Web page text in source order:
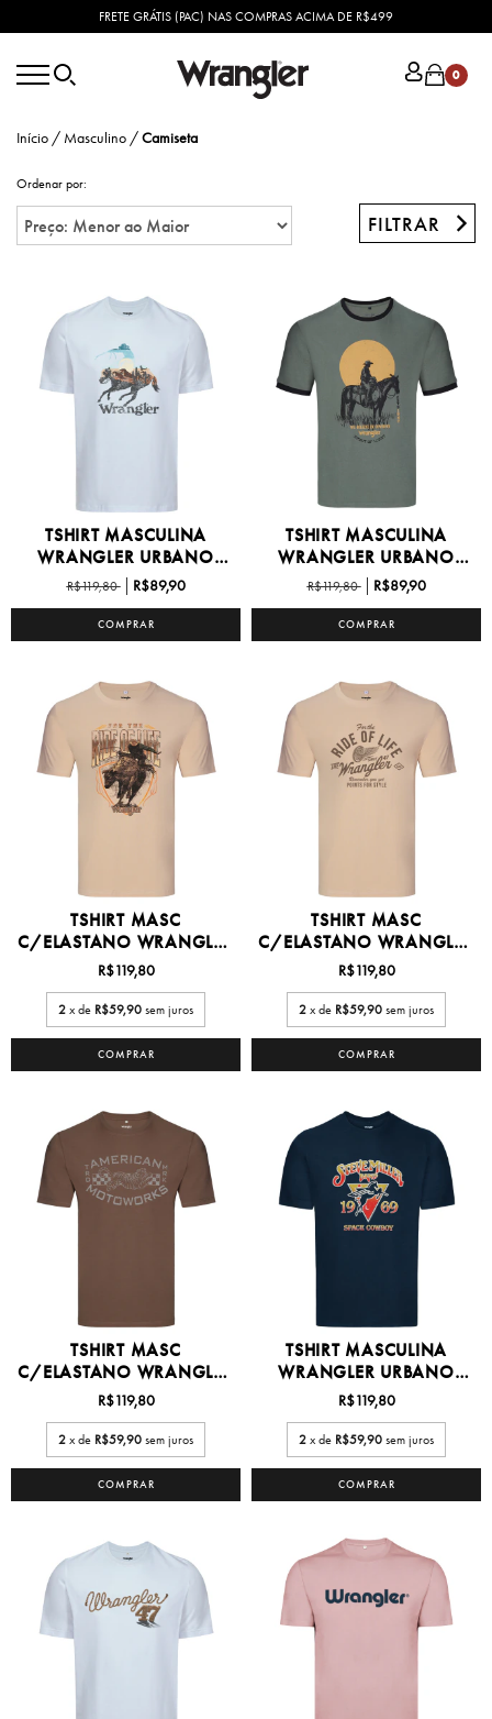
FRETE GRÁTIS (PAC) NAS COMPRAS ACIMA DE R$499
0
Início / Masculino /Camiseta
Ordenar por:
FILTRAR
TSHIRT MASCULINA
WRANGLER URBANO
P/GG -...
R$119,80 R$89,90
COMPRAR
TSHIRT MASCULINA
WRANGLER URBANO
P/GG -...
R$119,80 R$89,90
COMPRAR
TSHIRT MASC
C/ELASTANO WRANGLER
P/XG1 -...
R$119,80
2x de R$59,90sem juros
COMPRAR
TSHIRT MASC
C/ELASTANO WRANGLER
P/XG1 -...
R$119,80
2x de R$59,90sem juros
COMPRAR
TSHIRT MASC
C/ELASTANO WRANGLER
P/XG1 -...
R$119,80
2x de R$59,90sem juros
COMPRAR
TSHIRT MASCULINA
WRANGLER URBANO
P/GG -...
R$119,80
2x de R$59,90sem juros
COMPRAR